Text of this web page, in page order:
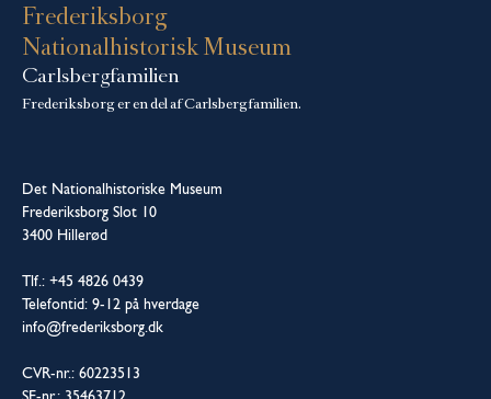
Frederiksborg
Nationalhistorisk Museum
Carlsbergfamilien
Frederiksborg er en del af Carlsbergfamilien.
Det Nationalhistoriske Museum
Frederiksborg Slot 10
3400 Hillerød
Tlf.: +45 4826 0439
Telefontid: 9-12 på hverdage
info@frederiksborg.dk
CVR-nr.: 60223513